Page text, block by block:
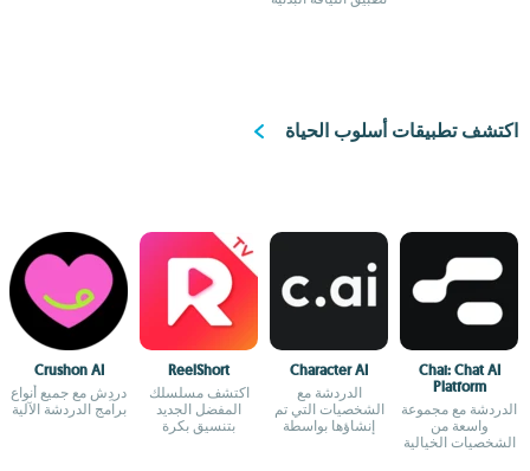
اكتشف تطبيقات أسلوب الحياة
Chai: Chat AI
Platform
الدردشة مع مجموعة
واسعة من
الشخصيات الخيالية
Character AI
الدردشة مع
الشخصيات التي تم
إنشاؤها بواسطة
ReelShort
اكتشف مسلسلك
المفضل الجديد
بتنسيق بكرة
Crushon AI
دردِش مع جميع أنواع
برامج الدردشة الآلية